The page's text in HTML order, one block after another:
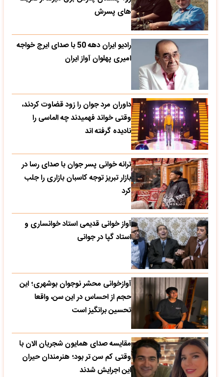
های پسرش
رادیو ایران دهه 50 با صدای ایرج خواجه
امیری پهلوان آواز ایران
داوران مرد جوان را زود قضاوت کردند،
وقتی خواند فهمیدند چه الماسی را
نادیده گرفته اند
ترانه خوانی پسر جوان با صدای رسا در
بازار تبریز توجه کاسبان بازاری را جلب
کرد
آواز خوانی قدیمی استاد خوانساری و
استاد گپا در جوانی
آوازخوانی محشر نوجوان بوشهری؛ این
حجم از احساس در این سن، واقعا
تحسین‌ برانگیز است
مقایسه صدای همایون شجریان الان با
وقتی کم سن تر بود؛ هنرمندان حیران
این اجرایش شدند